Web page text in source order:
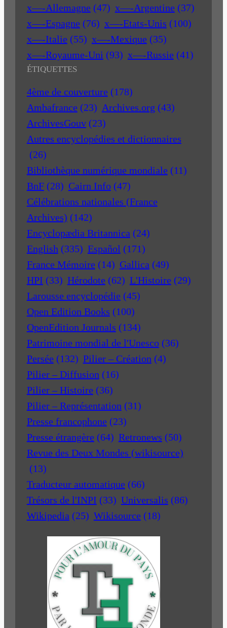
x—-Allemagne (47) x—-Argentine (37)
x—-Espagne (76) x—-Etats-Unis (100)
x—-Italie (55) x—-Mexique (35)
x—-Royaume-Uni (93) x—-Russie (41)
ÉTIQUETTES
4ème de couverture (178)
Ambafrance (23) Archives.org (43)
ArchivesGouv (23)
Autres encyclopédies et dictionnaires
(26)
Bibliothèque numérique mondiale (11)
BnF (28) Cairn Info (47)
Célébrations nationales (France
Archives) (142)
Encyclopædia Britannica (24)
English (335) Español (171)
France Mémoire (14) Gallica (49)
HPI (33) Hérodote (62) L'Histoire (29)
Larousse encyclopédie (45)
Open Edition Books (100)
OpenEdition Journals (134)
Patrimoine mondial de l'Unesco (36)
Persée (132) Pilier – Création (4)
Pilier – Diffusion (16)
Pilier – Histoire (36)
Pilier – Représentation (31)
Presse francophone (23)
Presse étrangère (64) Retronews (50)
Revue des Deux Mondes (wikisource)
(13)
Traducteur automatique (66)
Trésors de l'INPI (33) Universalis (86)
Wikipedia (25) Wikisource (18)